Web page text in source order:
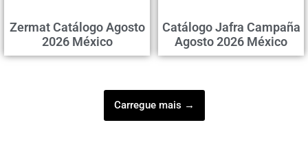
Zermat Catálogo Agosto
2026 México
Catálogo Jafra Campaña
Agosto 2026 México
Carregue mais →